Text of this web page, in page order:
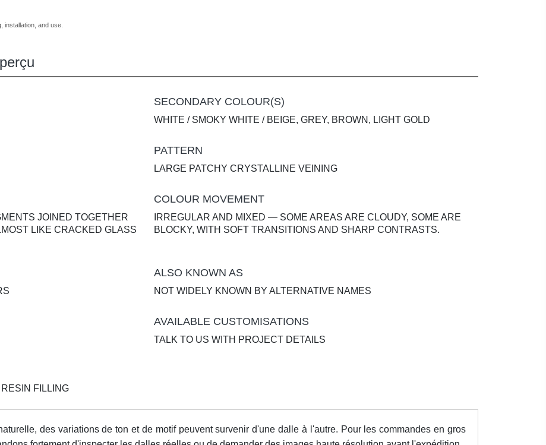
installation, and use.
SECONDARY COLOUR(S)
WHITE / SMOKY WHITE / BEIGE, GREY, BROWN, LIGHT GOLD
PATTERN
LARGE PATCHY CRYSTALLINE VEINING
JOINED TOGETHER
LIKE CRACKED GLASS
COLOUR MOVEMENT
IRREGULAR AND MIXED — SOME AREAS ARE CLOUDY, SOME ARE
BLOCKY, WITH SOFT TRANSITIONS AND SHARP CONTRASTS.
ALSO KNOWN AS
NOT WIDELY KNOWN BY ALTERNATIVE NAMES
AVAILABLE CUSTOMISATIONS
TALK TO US WITH PROJECT DETAILS
FILLING
des variations de ton et de motif peuvent survenir d'une dalle à l'autre. Pour les commandes en gros